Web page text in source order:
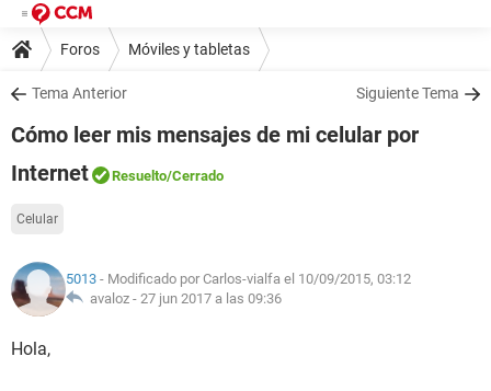
Foros Móviles y tabletas
Tema Anterior Siguiente Tema
Cómo leer mis mensajes de mi celular por
Internet
Resuelto/Cerrado
Celular
5013 - Modificado por Carlos-vialfa el 10/09/2015, 03:12
avaloz - 27 jun 2017 a las 09:36
Hola,